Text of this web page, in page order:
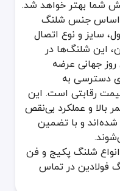
شما بهتر خواهد شد.
اساس جنس شلنگ
سایز و نوع اتصال
این شلنگ‌ها در
جهانی عرضه
دسترسی به
رقابتی است. این
و عملکرد بی‌نقص
و با تضمین
شلنگ پکیج و فن
فولادین در تماس